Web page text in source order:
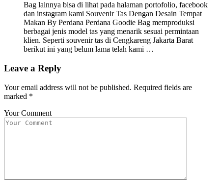
Bag lainnya bisa di lihat pada halaman portofolio, facebook
dan instagram kami Souvenir Tas Dengan Desain Tempat
Makan By Perdana Perdana Goodie Bag memproduksi
berbagai jenis model tas yang menarik sesuai permintaan
klien. Seperti souvenir tas di Cengkareng Jakarta Barat
berikut ini yang belum lama telah kami …
Leave a Reply
Your email address will not be published. Required fields are
marked *
Your Comment